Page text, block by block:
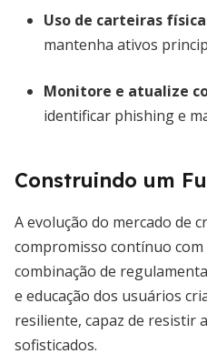
Uso de carteiras
mantenha ativos
Monitore e atualize
identificar phishing e
Construindo um
A evolução do mercado de
compromisso contínuo com
combinação de
e educação dos usuários
resiliente, capaz de resistir
sofisticados.